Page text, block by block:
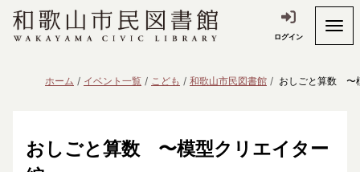
ログイン
ホーム イベント一覧 こども 和歌山市民図書館 おしごと算数 〜
おしごと算数 〜模型クリエイター